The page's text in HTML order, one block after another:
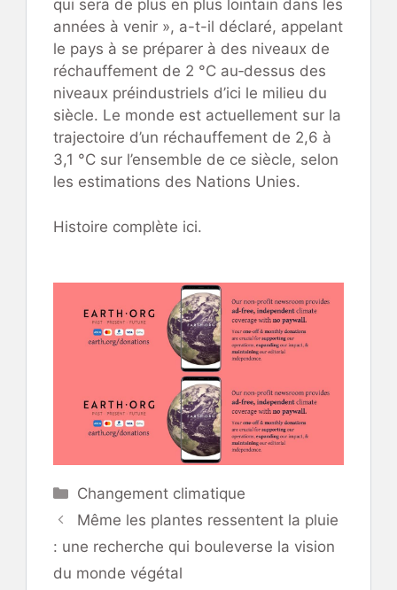
qui sera de plus en plus lointain dans les
années à venir », a-t-il déclaré, appelant
le pays à se préparer à des niveaux de
réchauffement de 2 °C au‑dessus des
niveaux préindustriels d’ici le milieu du
siècle. Le monde est actuellement sur la
trajectoire d’un réchauffement de 2,6 à
3,1 °C sur l’ensemble de ce siècle, selon
les estimations des Nations Unies.
Histoire complète ici.
Catégories
Changement climatique
Même les plantes ressentent la pluie
: une recherche qui bouleverse la vision
du monde végétal